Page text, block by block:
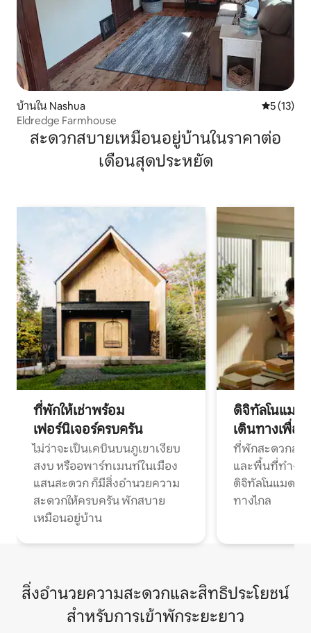
บ้านใน Nashua คะแนนเฉลี่
5 (13)
Eldredge Farmhouse
สะดวกสบายเหมือนอยู่บ้านในราคาต่อ
เดือนสุดประหยัด
ที่พักให้เช่าพร้อม
เฟอร์นิเจอร์ครบครัน
ไม่ว่าจะเป็นเคบินบนภูเขาเงียบ
สงบ หรืออพาร์ทเมนท์ในเมือง
แสนสะดวก ก็มีสิ่งอำนวยความ
สะดวกให้ครบครัน พักสบาย
เหมือนอยู่บ้าน
ดิจิทัลโนแมด
เดินทางเพื่อ
ที่พักสะดวกสบ
และพื้นที่ทำงา
ดิจิทัลโนแมดแ
ทางไกล
สิ่งอำนวยความสะดวกและสิทธิประโยชน์
สำหรับการเข้าพักระยะยาว